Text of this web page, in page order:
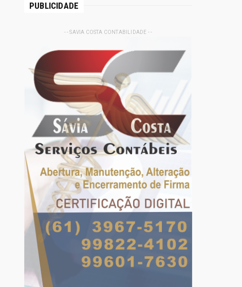
PUBLICIDADE
- - SAVIA COSTA CONTABILIDADE - -